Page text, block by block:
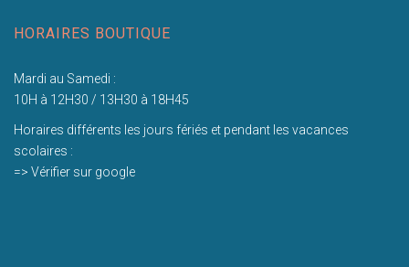
HORAIRES BOUTIQUE
Mardi au Samedi :
10H à 12H30 / 13H30 à 18H45
Horaires différents les jours fériés et pendant les vacances
scolaires :
=> Vérifier sur google